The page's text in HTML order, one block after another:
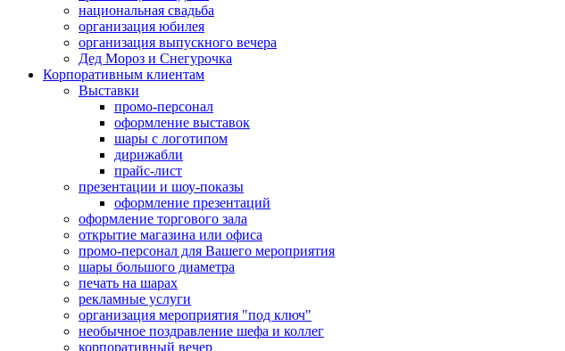
национальная свадьба
организация юбилея
организация выпускного вечера
Дед Мороз и Снегурочка
Корпоративным клиентам
Выставки
промо-персонал
оформление выставок
шары с логотипом
дирижабли
прайс-лист
презентации и шоу-показы
оформление презентаций
оформление торгового зала
открытие магазина или офиса
промо-персонал для Вашего мероприятия
шары большого диаметра
печать на шарах
рекламные услуги
организация мероприятия "под ключ"
необычное поздравление шефа и коллег
корпоративный вечер